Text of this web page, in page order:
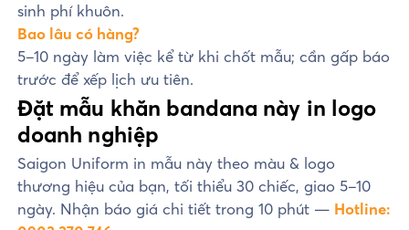
sinh phí khuôn.
Bao lâu có hàng?
5–10 ngày làm việc kể từ khi chốt mẫu; cần gấp báo
trước để xếp lịch ưu tiên.
Đặt mẫu khăn bandana này in logo
doanh nghiệp
Saigon Uniform in mẫu này theo màu & logo
thương hiệu của bạn, tối thiểu 30 chiếc, giao 5–10
ngày. Nhận báo giá chi tiết trong 10 phút — Hotline: